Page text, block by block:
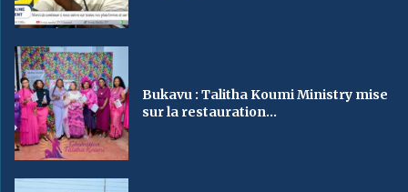
Bukavu : Talitha Koumi Ministry mise
sur la restauration...